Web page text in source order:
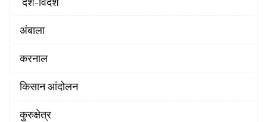
अंबाला
करनाल
किसान आंदोलन
कुरुक्षेत्र